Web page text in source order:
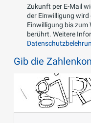
Zukunft per E-Mail
der Einwilligung
Einwilligung bis
berührt. Weitere
Gib die